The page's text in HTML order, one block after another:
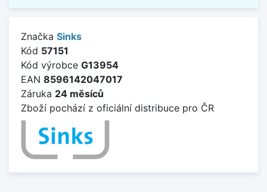
Značka Sinks
Kód 57151
Kód výrobce G13954
EAN 8596142047017
Záruka 24 měsíců
Zboží pochází z oficiální distribuce pro ČR